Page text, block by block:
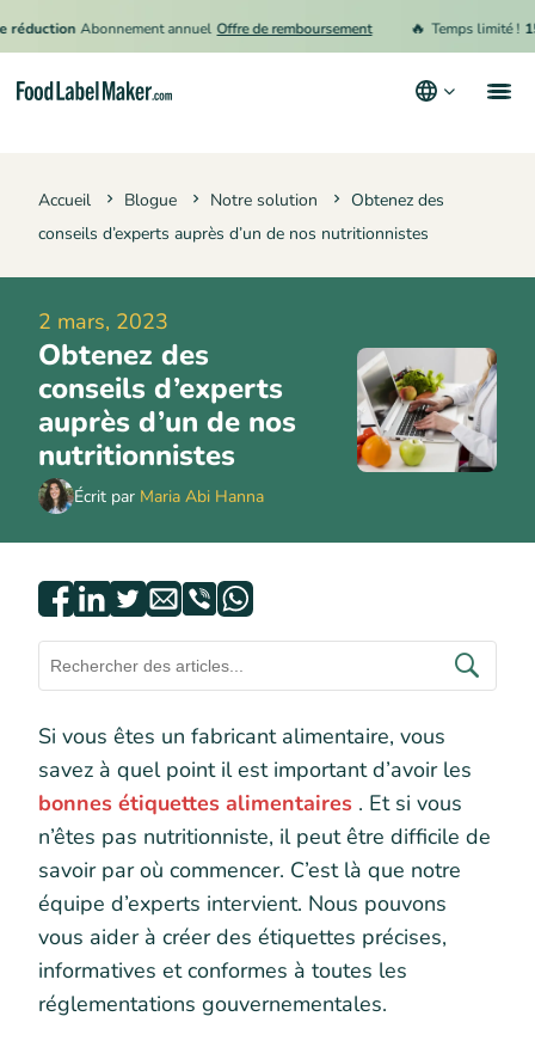
Abonnement annuel Offre de remboursement Temps limité ! 15 %
Accueil Blogue Notre solution
Obtenez des
conseils d’experts auprès d’un de nos nutritionnistes
2 mars, 2023
Obtenez des
conseils d’experts
auprès d’un de nos
nutritionnistes
Écrit par Maria Abi Hanna
Si vous êtes un fabricant alimentaire, vous
savez à quel point il est important d’avoir les
bonnes étiquettes alimentaires . Et si vous
n’êtes pas nutritionniste, il peut être difficile de
savoir par où commencer. C’est là que notre
équipe d’experts intervient. Nous pouvons
vous aider à créer des étiquettes précises,
informatives et conformes à toutes les
réglementations gouvernementales.
Engager un expert
Ressources
Conditions générales d’utilisation
Politique de confidentialité